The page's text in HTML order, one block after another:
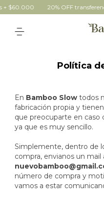
+ $60.000 20% OFF
Política
En Bamboo Slow todos
fabricación propia y
que preocuparte en caso
ya que es muy sencillo.
Simplemente, dentro de
compra, envianos un mail
número de compra y
vamos a estar